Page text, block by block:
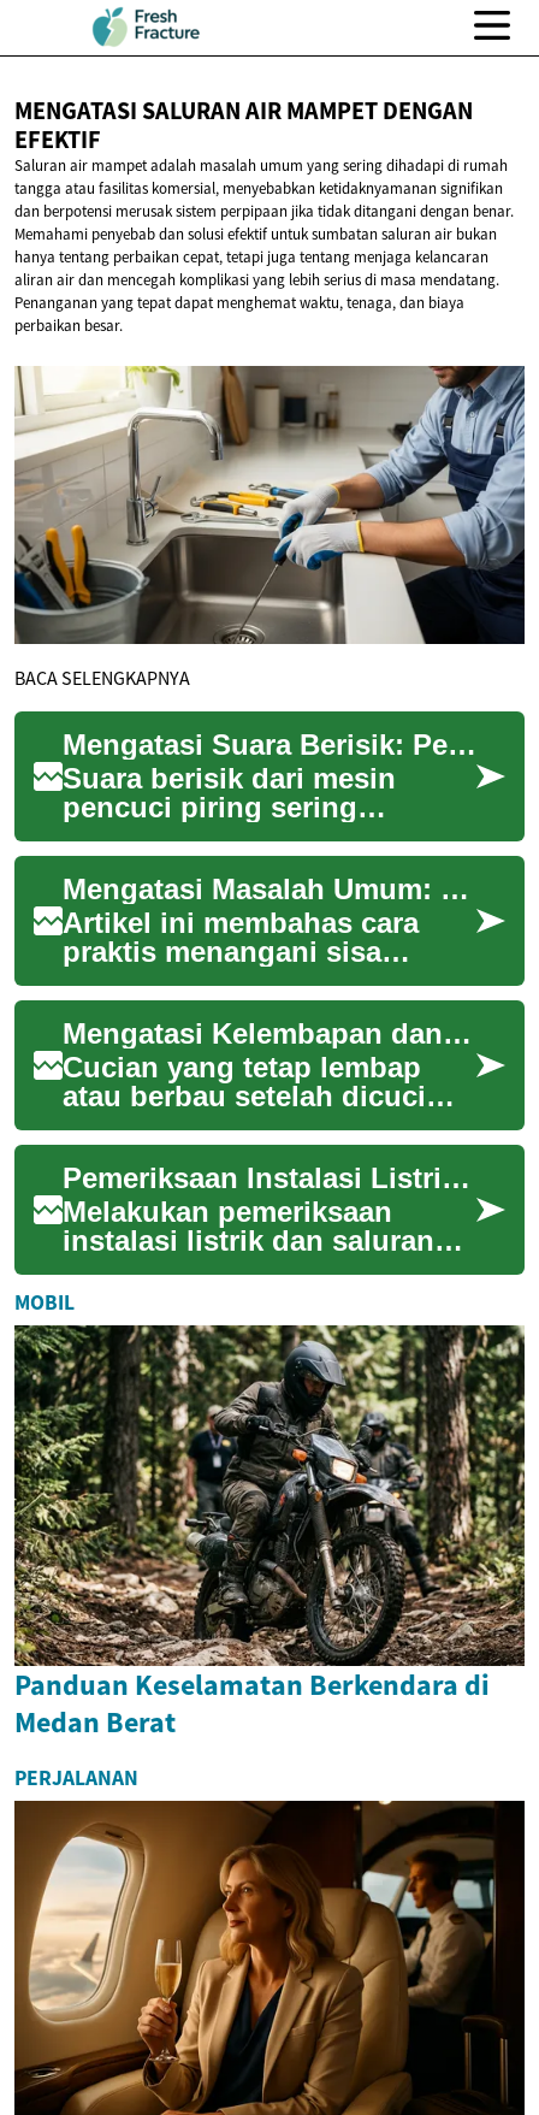
MENGATASI SALURAN AIR MAMPETDENGAN
EFEKTIF
Saluran air mampet adalah masalah umum yang sering dihadapi di rumah
tangga atau fasilitas komersial, menyebabkan ketidaknyamanan signifikan
dan berpotensi merusak sistem perpipaan jika tidak ditangani dengan benar.
Memahami penyebab dan solusi efektif untuk sumbatan saluran air bukan
hanya tentang perbaikan cepat, tetapi juga tentang menjaga kelancaran
aliran air dan mencegah komplikasi yang lebih serius di masa mendatang.
Penanganan yang tepat dapat menghemat waktu, tenaga, dan biaya
perbaikan besar.
BACA SELENGKAPNYA
Mengatasi Suara Berisik: Penyebab dan Langkah Perbaikan Sederhana
Suara berisik dari mesin
pencuci piring sering
mengganggu suasana di
dapur dan bisa menandakan
masalah pada bagian me... Mengatasi Masalah Umum: Sisa Makanan, Bau, dan Aliran Air
Artikel ini membahas cara
praktis menangani sisa
makanan, bau tidak sedap,
dan masalah aliran air pada
mesin cuci pir...
Mengatasi Kelembapan dan Bau pada Cucian Basah
Cucian yang tetap lembap
atau berbau setelah dicuci
sering kali disebabkan oleh
kelembapan yang
terperangkap, ventila...
Pemeriksaan Instalasi Listrik dan Saluran Air sebelum Pengoperasian
Melakukan pemeriksaan
instalasi listrik dan saluran
air sebelum mengoperasikan
mesin cuci baru atau setelah
pemasanga...
MOBIL
Panduan Keselamatan Berkendara di
Medan Berat
PERJALANAN